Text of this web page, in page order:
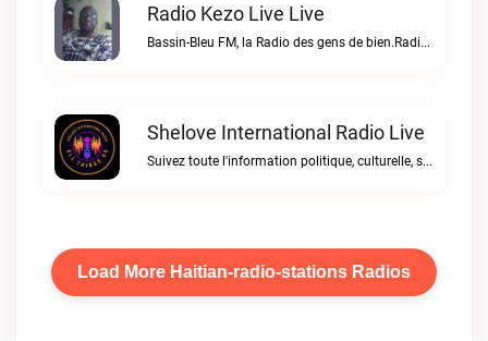
Radio Kezo Live Live
Bassin-Bleu FM, la Radio des gens de bien.Radio Kezo Live live
Shelove International Radio Live
Suivez toute l'information politique, culturelle, sportiveShelove international Radio live
Load More Haitian-radio-stations Radios